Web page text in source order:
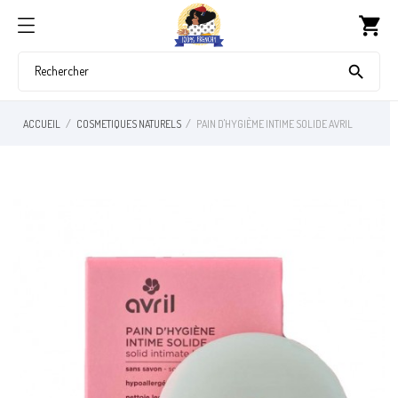
shopping_cart

ACCUEIL COSMETIQUES NATURELS PAIN D'HYGIÈME INTIME SOLIDE AVRIL